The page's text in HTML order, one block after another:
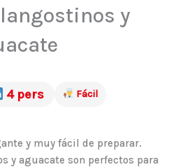
y
4 pers Fácil
y muy fácil de preparar.
y aguacate son perfectos para